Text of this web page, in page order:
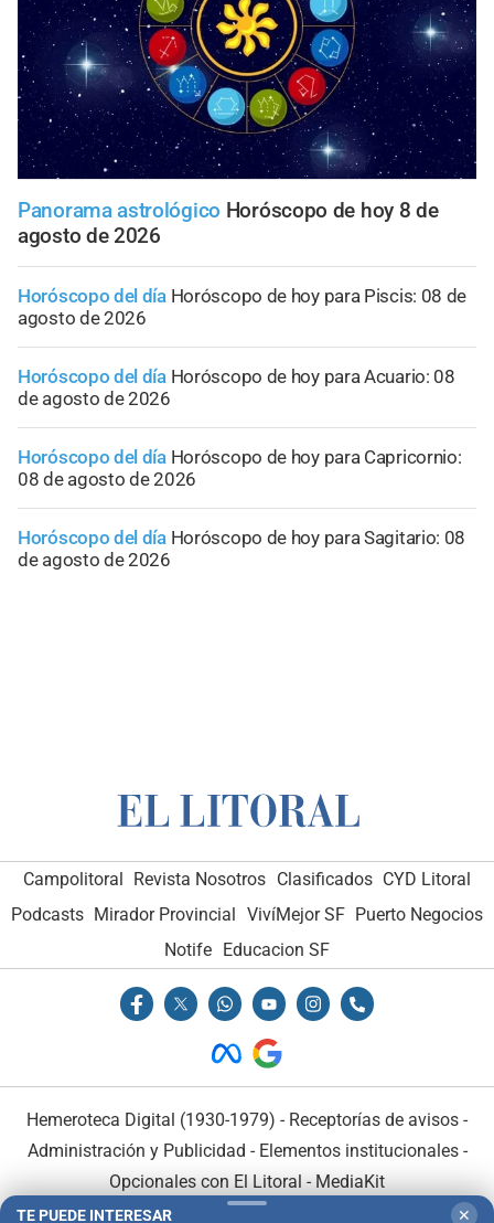
Panorama astrológico Horóscopo de hoy 8 de
agosto de 2026
Horóscopo del día Horóscopo de hoy para Piscis: 08 de
agosto de 2026
Horóscopo del día Horóscopo de hoy para Acuario: 08
de agosto de 2026
Horóscopo del día Horóscopo de hoy para Capricornio:
08 de agosto de 2026
Horóscopo del día Horóscopo de hoy para Sagitario: 08
de agosto de 2026
Campolitoral Revista Nosotros Clasificados CYD Litoral
Podcasts Mirador Provincial VivíMejor SF Puerto Negocios
Notife
Educacion SF
Hemeroteca Digital (1930-1979) - Receptorías de avisos -
Administración y Publicidad - Elementos institucionales-
Opcionales con El Litoral - MediaKit
TE PUEDE INTERESAR ✕